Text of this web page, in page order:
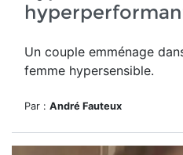
Un couple emménage
femme hypersensible.
Par : André Fauteux